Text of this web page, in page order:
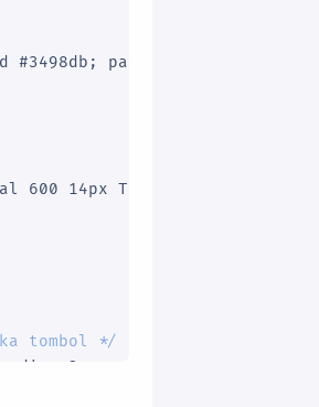
#3498db; padding:7px 10px;
600 14px Tahoma,sans-
tombol */
-moz-border-